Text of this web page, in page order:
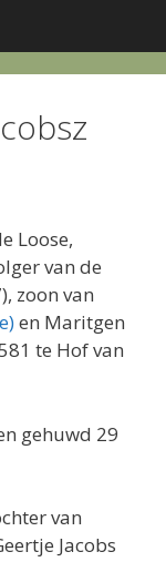
Loose,
van de
zoon van
en Maritgen
te Hof van
gehuwd 29
van
Jacobs